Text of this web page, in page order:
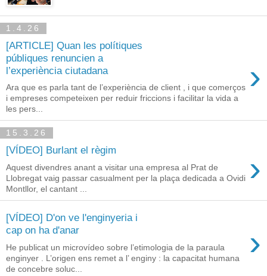
1.4.26
[ARTICLE] Quan les polítiques
públiques renuncien a
l’experiència ciutadana
›
Ara que es parla tant de l’experiència de client , i que comerços
i empreses competeixen per reduir friccions i facilitar la vida a
les pers...
15.3.26
[VÍDEO] Burlant el règim ›
Aquest divendres anant a visitar una empresa al Prat de
Llobregat vaig passar casualment per la plaça dedicada a Ovidi
Montllor, el cantant ...
[VÍDEO] D'on ve l'enginyeria i
cap on ha d'anar
›
He publicat un microvídeo sobre l’etimologia de la paraula
enginyer . L’origen ens remet a l’ enginy : la capacitat humana
de concebre soluc...